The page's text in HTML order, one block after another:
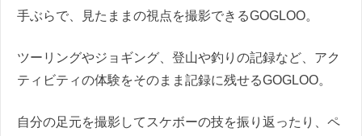
手ぶらで、見たままの視点を撮影できるGOGLOO。
ツーリングやジョギング、登山や釣りの記録など、アク
ティビティの体験をそのまま記録に残せるGOGLOO。
自分の足元を撮影してスケボーの技を振り返ったり、ペ